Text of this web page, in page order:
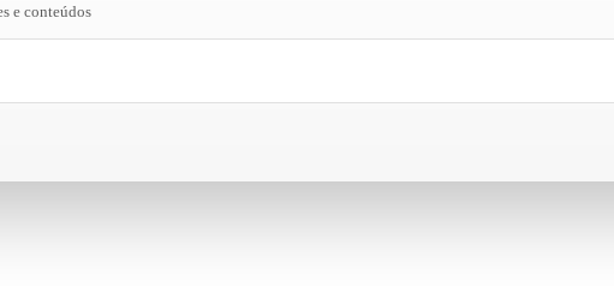
e conteúdos